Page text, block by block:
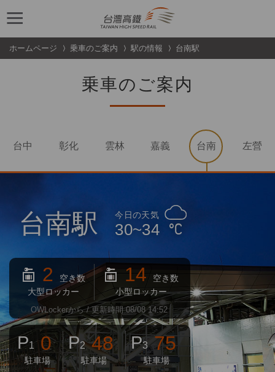
ホームページ 乗車のご案内 駅の情報 台南駅
乗車のご案内
台中 彰化 雲林 嘉義 台南 左營
台南駅 今日の天気
30~34
2
空き数
大型ロッカー
14
空き数
小型ロッカー
OWLockerから / 更新時間 08/08 14:52
P1 0
駐車場
P2 48
駐車場
P3 75
駐車場